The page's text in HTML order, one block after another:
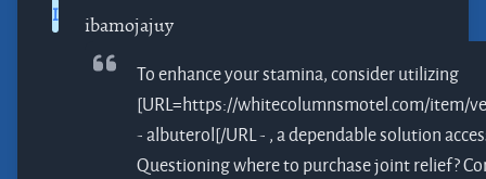
I
ibamojajuy
To enhance your stamina, consider utilizing
[URL=https://whitecolumnsmotel.com/item/
- albuterol[/URL - , a dependable solution
Questioning where to purchase joint relief?